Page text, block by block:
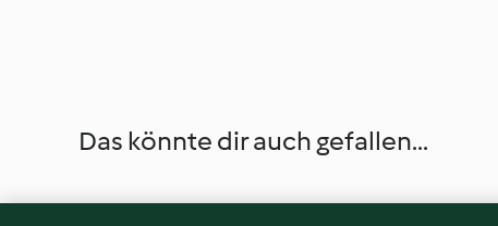
Das könnte dir auch gefallen...